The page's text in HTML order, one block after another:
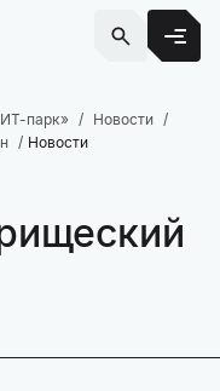
парк»
Новости
Новости